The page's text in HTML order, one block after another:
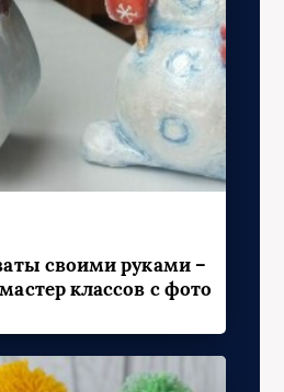
своими руками –
классов с фото